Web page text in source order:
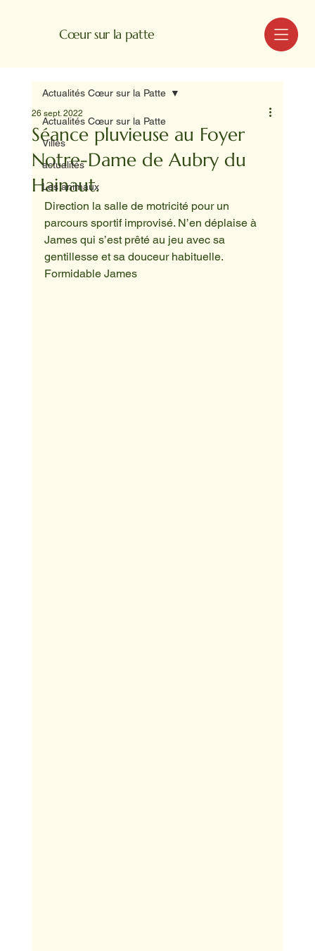
Cœur sur la patte MENU
Actualités Cœur sur la Patte
Villes
actualités
Les animaux
Actualités Cœur sur la Patte
Séance pluvieuse au Foyer
Notre-Dame de Aubry du
Hainaut.
26 sept. 2022
Direction la salle de motricité pour un
parcours sportif improvisé. N’en déplaise à
James qui s’est prêté au jeu avec sa
gentillesse et sa douceur habituelle.
Formidable James